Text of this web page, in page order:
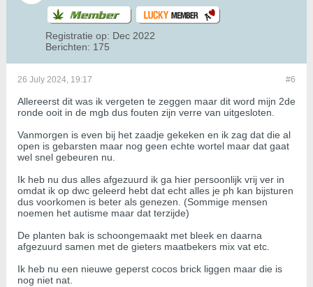
Registratie op: Dec 2022
Berichten: 175
#6
26 July 2024, 19:17
Allereerst dit was ik vergeten te zeggen maar dit word mijn 2de
ronde ooit in de mgb dus fouten zijn verre van uitgesloten.
Vanmorgen is even bij het zaadje gekeken en ik zag dat die al
open is gebarsten maar nog geen echte wortel maar dat gaat
wel snel gebeuren nu.
Ik heb nu dus alles afgezuurd ik ga hier persoonlijk vrij ver in
omdat ik op dwc geleerd hebt dat echt alles je ph kan bijsturen
dus voorkomen is beter als genezen. (Sommige mensen
noemen het autisme maar dat terzijde)
De planten bak is schoongemaakt met bleek en daarna
afgezuurd samen met de gieters maatbekers mix vat etc.
Ik heb nu een nieuwe geperst cocos brick liggen maar die is
nog niet nat.